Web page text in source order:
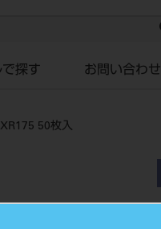
探す お問い合わせ
50枚入